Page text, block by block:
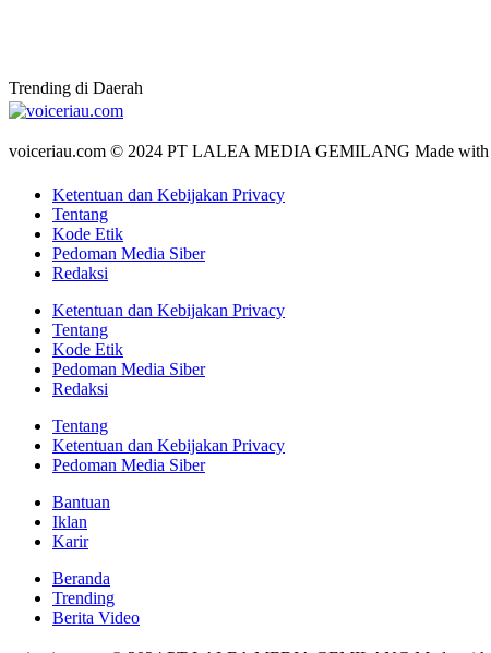
Trending di Daerah
voiceriau.com © 2024 PT LALEA MEDIA GEMILANG Made with
Ketentuan dan Kebijakan Privacy
Tentang
Kode Etik
Pedoman Media Siber
Redaksi
Ketentuan dan Kebijakan Privacy
Tentang
Kode Etik
Pedoman Media Siber
Redaksi
Tentang
Ketentuan dan Kebijakan Privacy
Pedoman Media Siber
Bantuan
Iklan
Karir
Beranda
Trending
Berita Video